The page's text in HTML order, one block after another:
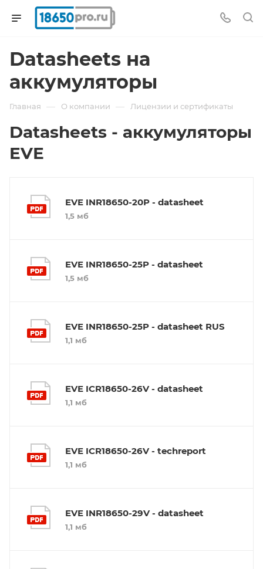
Datasheets на
аккумуляторы
Главная — О компании — Лицензии и сертификаты
Datasheets - аккумуляторы
EVE
EVE INR18650-20P - datasheet
1,5 мб
EVE INR18650-25P - datasheet
1,5 мб
EVE INR18650-25P - datasheet RUS
1,1 мб
EVE ICR18650-26V - datasheet
1,1 мб
EVE ICR18650-26V - techreport
1,1 мб
EVE INR18650-29V - datasheet
1,1 мб